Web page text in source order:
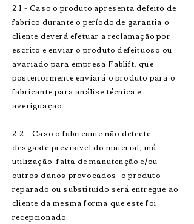
2.1 - Caso o produto apresenta defeito de
fabrico durante o período de garantia o
cliente deverá efetuar a reclamação por
escrito e enviar o produto defeituoso ou
avariado para empresa Fablift, que
posteriormente enviará o produto para o
fabricante para análise técnica e
averiguação.
2.2 - Caso o fabricante não detecte
desgaste previsivel do material, má
utilização, falta de manutenção e/ou
outros danos provocados, o produto
reparado ou substituído será entregue ao
cliente da mesma forma que este foi
recepcionado.